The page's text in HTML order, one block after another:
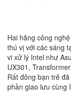
Hai hãng công
thú vị với các sáng
vi xử lý Intel như
UX301,
Rất đông bạn trẻ
phần giao lưu cùng